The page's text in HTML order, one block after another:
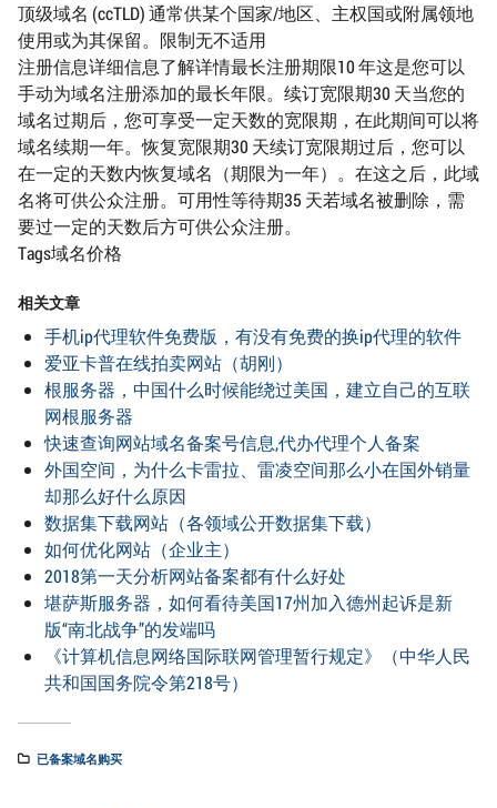
顶级域名 (ccTLD) 通常供某个国家/地区、主权国或附属领地
使用或为其保留。限制无不适用
注册信息详细信息了解详情最长注册期限10 年这是您可以
手动为域名注册添加的最长年限。续订宽限期30 天当您的
域名过期后，您可享受一定天数的宽限期，在此期间可以将
域名续期一年。恢复宽限期30 天续订宽限期过后，您可以
在一定的天数内恢复域名（期限为一年）。在这之后，此域
名将可供公众注册。可用性等待期35 天若域名被删除，需
要过一定的天数后方可供公众注册。
Tags域名价格
相关文章
手机ip代理软件免费版，有没有免费的换ip代理的软件
爱亚卡普在线拍卖网站（胡刚）
根服务器，中国什么时候能绕过美国，建立自己的互联
网根服务器
快速查询网站域名备案号信息,代办代理个人备案
外国空间，为什么卡雷拉、雷凌空间那么小在国外销量
却那么好什么原因
数据集下载网站（各领域公开数据集下载）
如何优化网站（企业主）
2018第一天分析网站备案都有什么好处
堪萨斯服务器，如何看待美国17州加入德州起诉是新
版“南北战争”的发端吗
《计算机信息网络国际联网管理暂行规定》（中华人民
共和国国务院令第218号）
已备案域名购买